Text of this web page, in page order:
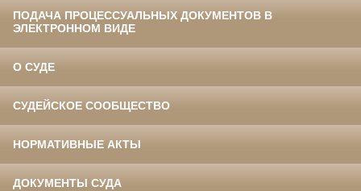
ПОДАЧА ПРОЦЕССУАЛЬНЫХ ДОКУМЕНТОВ В
ЭЛЕКТРОННОМ ВИДЕ
О СУДЕ
СУДЕЙСКОЕ СООБЩЕСТВО
НОРМАТИВНЫЕ АКТЫ
ДОКУМЕНТЫ СУДА